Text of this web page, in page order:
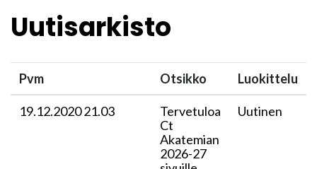
Uutisarkisto
Pvm Otsikko Luokittelu
19.12.2020 21.03
Tervetuloa
Ct
Akatemian
2026-27
Uutinen